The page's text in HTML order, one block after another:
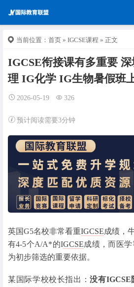
当前位置： 首页 » IGCSE课程 » 正文
IGCSE衔接课有多重要
理 IG化学 IG生物暑假班
2026-05-19 326
预计阅读需要3分钟
英国G5名校非常看重IGCSE成绩，
有4-5个A/A*的IGCSE成绩，而医
为初步筛选的重要依据。
某国际学校校长指出：没有IGCSE